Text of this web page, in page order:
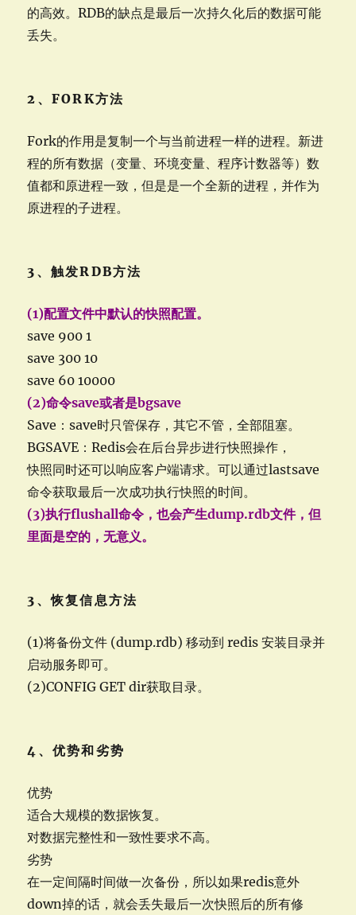
的高效。RDB的缺点是最后一次持久化后的数据可能
丢失。
2、FORK方法
Fork的作用是复制一个与当前进程一样的进程。新进
程的所有数据（变量、环境变量、程序计数器等）数
值都和原进程一致，但是是一个全新的进程，并作为
原进程的子进程。
3、触发RDB方法
(1)配置文件中默认的快照配置。
save 900 1
save 300 10
save 60 10000
(2)命令save或者是bgsave
Save：save时只管保存，其它不管，全部阻塞。
BGSAVE：Redis会在后台异步进行快照操作，
快照同时还可以响应客户端请求。可以通过lastsave
命令获取最后一次成功执行快照的时间。
(3)执行flushall命令，也会产生dump.rdb文件，但
里面是空的，无意义。
3、恢复信息方法
(1)将备份文件 (dump.rdb) 移动到 redis 安装目录并
启动服务即可。
(2)CONFIG GET dir获取目录。
4、优势和劣势
优势
适合大规模的数据恢复。
对数据完整性和一致性要求不高。
劣势
在一定间隔时间做一次备份，所以如果redis意外
down掉的话，就会丢失最后一次快照后的所有修